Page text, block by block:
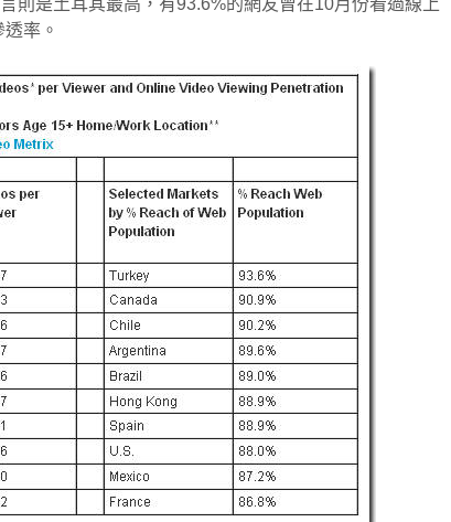
則是土耳其最高，有93.6%的網友曾在10月份看過線上
率。